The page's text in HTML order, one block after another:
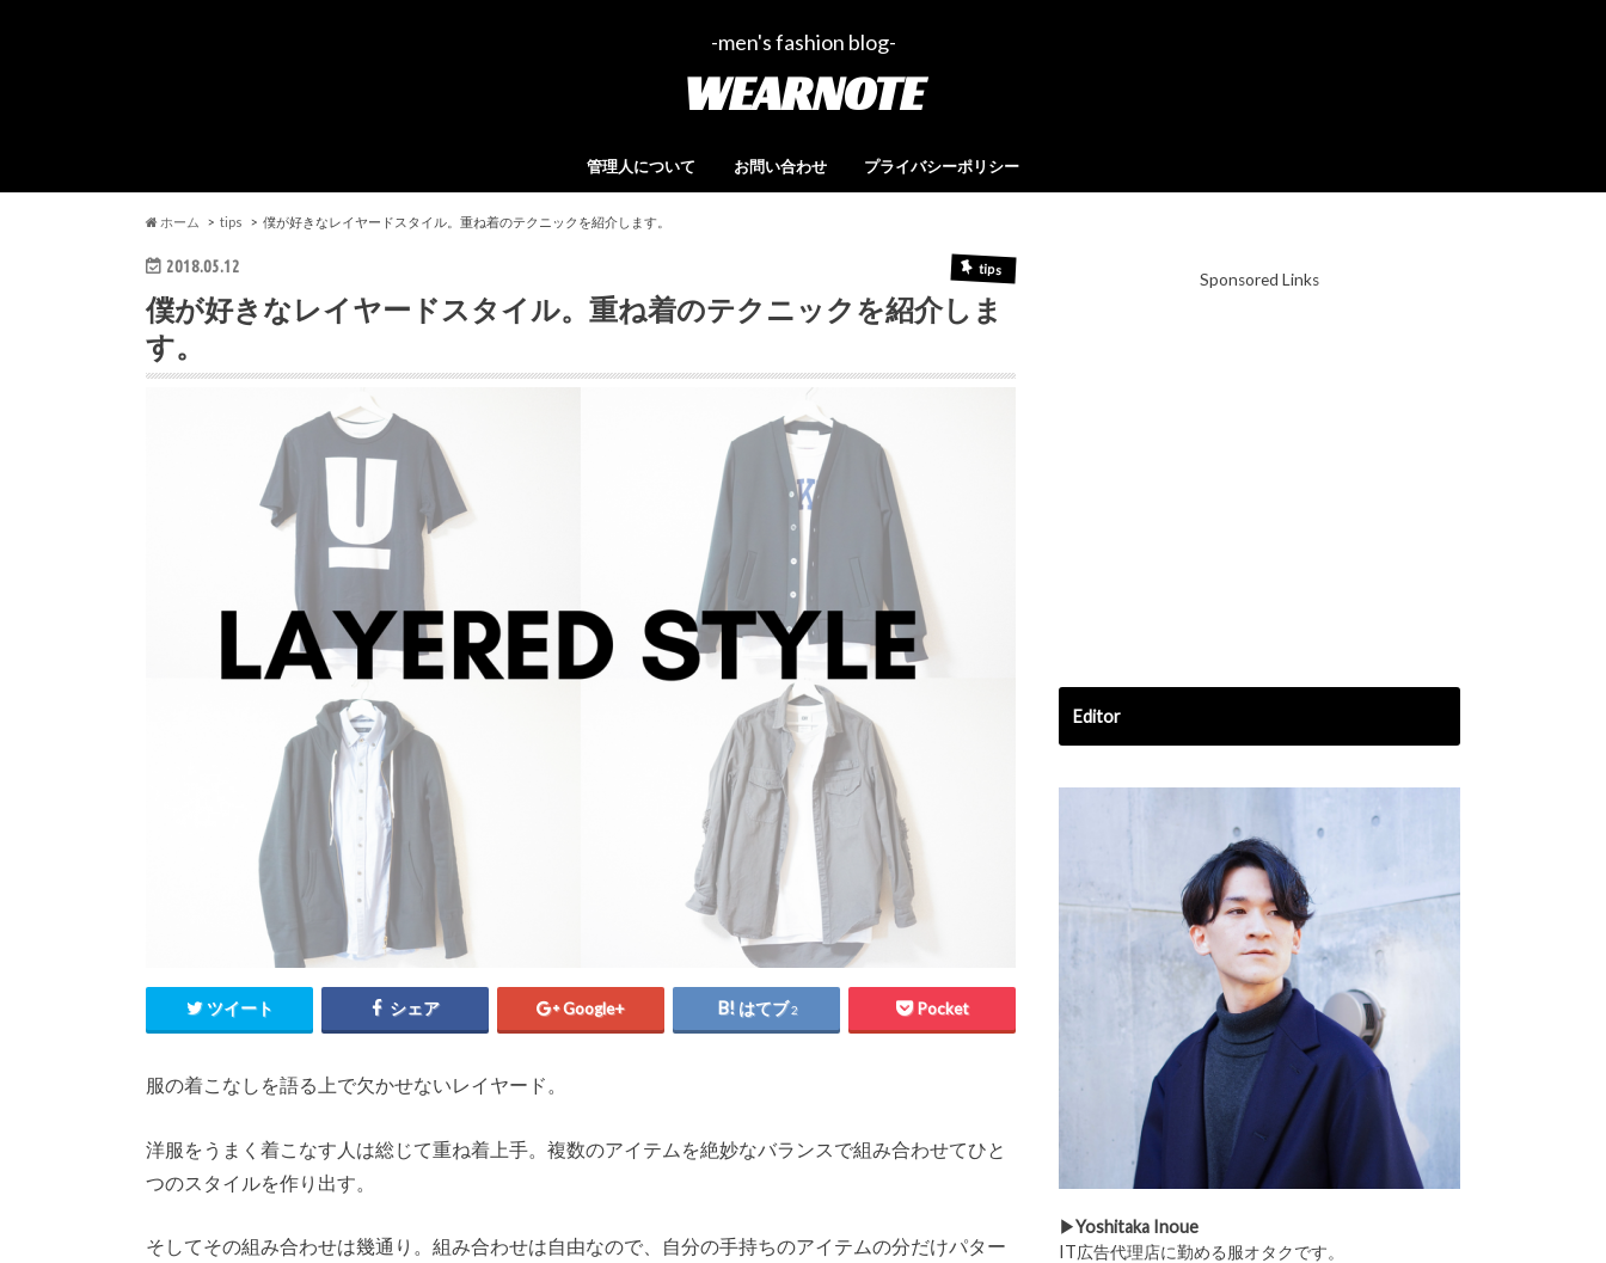
-men's fashion blog-
WEARNOTE
管理人について お問い合わせ プライバシーポリシー
ホーム tips 僕が好きなレイヤードスタイル。重ね着のテクニックを紹介します。
2018.05.12 tips
僕が好きなレイヤードスタイル。重ね着のテクニックを紹介しま
す。
ツイート シェア Google+ はてブ2 Pocket
服の着こなしを語る上で欠かせないレイヤード。
洋服をうまく着こなす人は総じて重ね着上手。複数のアイテムを絶妙なバランスで組み合わせてひと
つのスタイルを作り出す。
そしてその組み合わせは幾通り。組み合わせは自由なので、自分の手持ちのアイテムの分だけパター
Sponsored Links
Editor
▶︎Yoshitaka Inoue
IT広告代理店に勤める服オタクです。